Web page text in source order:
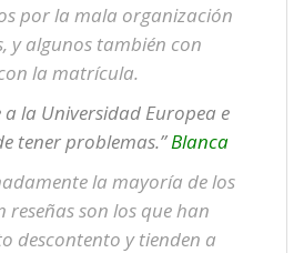
por la mala organización
y algunos también con
la matrícula.
la Universidad Europea e
tener problemas.”Blanca
la mayoría de los
reseñas son los que han
descontento y tienden a